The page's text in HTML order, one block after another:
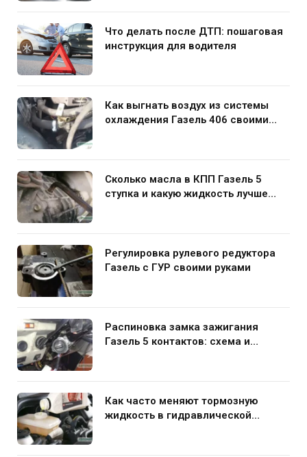
Что делать после ДТП: пошаговая
инструкция для водителя
Как выгнать воздух из системы
охлаждения Газель 406 своими
Сколько масла в КПП Газель 5
ступка и какую жидкость лучше
Регулировка рулевого редуктора
Газель с ГУР своими руками
Распиновка замка зажигания
Газель 5 контактов: схема и
Как часто меняют тормозную
жидкость в гидравлической